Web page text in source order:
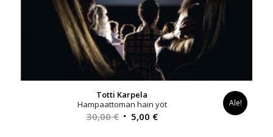
Totti Karpela
Hampaattoman hain yöt
30,00€ Alkuperäinen
5,00 €Nykyinen
Ale!